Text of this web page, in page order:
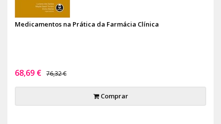
Medicamentos na Prática da Farmácia Clínica
68,69 € 76,32 €
Comprar